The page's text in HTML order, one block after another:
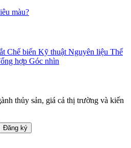
màu?
Chế biến Kỹ thuật Nguyên liệu Thế
hợp Góc nhìn
thủy sản, giá cả thị trường và kiến
Đăng ký